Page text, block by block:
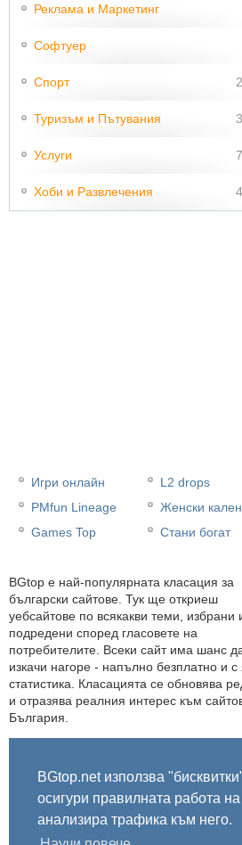
BGtop.net използва
осигури правилната работа
анализира трафика към него.
Реклама и Маркетинг
Софтуер
Спорт
Туризъм и Пътувания
Услуги
Хоби и Развлечения
Игри онлайн
PMfun Lineage
Games Top
L2 drops
Женски
Стани богат
BGtop e най-популярната класация за
български сайтове. Тук ще откриеш
уебсайтове по всякакви теми, избрани
подредени според гласовете на
потребителите. Всеки сайт има шанс
изкачи нагоре - напълно безплатно и с
статистика. Класацията се обновява
и отразява реалния интерес към
България.
Начало Правила За BGtop.net
Линк за гласуване
Бисквитки